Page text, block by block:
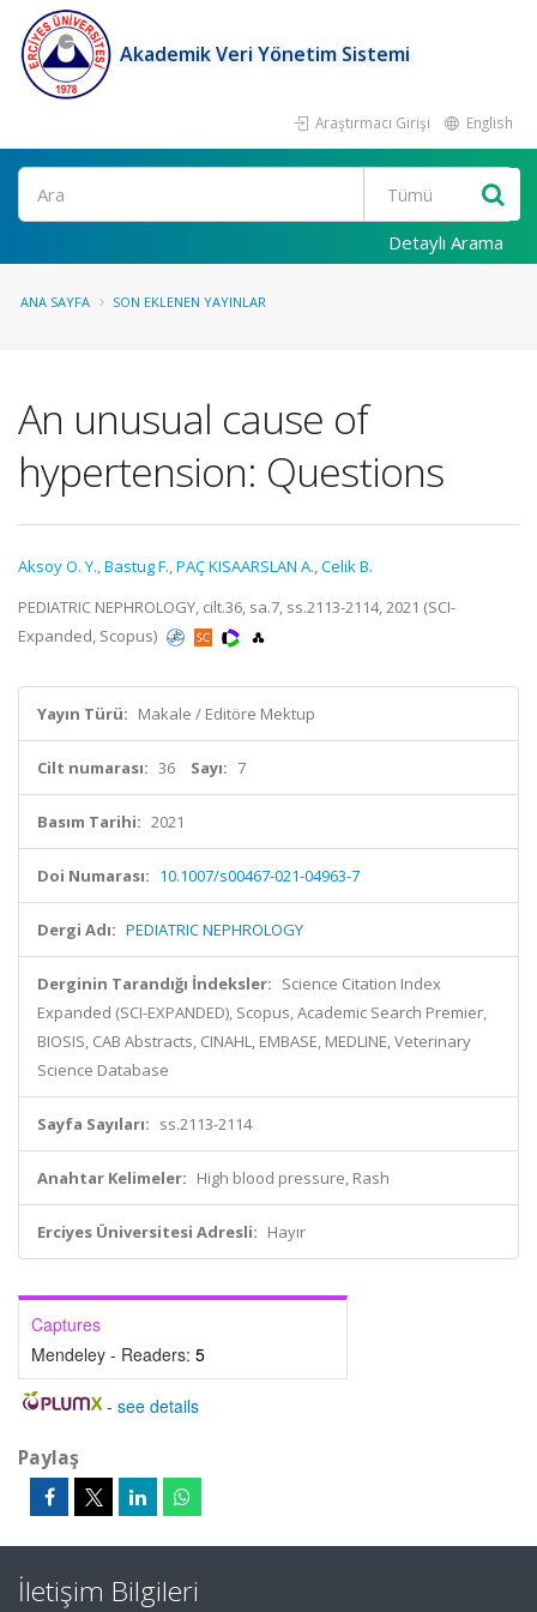
Akademik Veri Yönetim Sistemi
Araştırmacı Girişi English
Ara
Detaylı Arama
ANA SAYFA SON EKLENEN YAYINLAR
An unusual cause of
hypertension: Questions
Aksoy O. Y.,Bastug F.,PAÇ KISAARSLAN A.,Celik B.
PEDIATRIC NEPHROLOGY, cilt.36, sa.7, ss.2113-2114, 2021 (SCI-
Expanded, Scopus)
Yayın Türü: Makale / Editöre Mektup
Cilt numarası: 36 Sayı: 7
Basım Tarihi: 2021
Doi Numarası: 10.1007/s00467-021-04963-7
Dergi Adı: PEDIATRIC NEPHROLOGY
Derginin Tarandığı İndeksler: Science Citation Index
Expanded (SCI-EXPANDED), Scopus, Academic Search Premier,
BIOSIS, CAB Abstracts, CINAHL, EMBASE, MEDLINE, Veterinary
Science Database
Sayfa Sayıları: ss.2113-2114
Anahtar Kelimeler: High blood pressure, Rash
Erciyes Üniversitesi Adresli: Hayır
Captures
Mendeley - Readers: 5
- see details
Paylaş
İletişim Bilgileri